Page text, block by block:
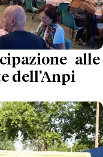
alle
dell’Anpi